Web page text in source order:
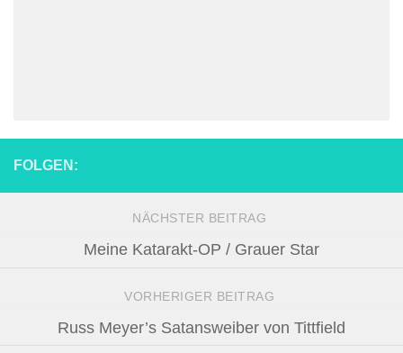
FOLGEN:
NÄCHSTER BEITRAG
Meine Katarakt-OP / Grauer Star
VORHERIGER BEITRAG
Russ Meyer’s Satansweiber von Tittfield